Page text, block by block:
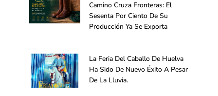
Camino Cruza Fronteras: El
Sesenta Por Ciento De Su
Producción Ya Se Exporta
La Feria Del Caballo De Huelva
Ha Sido De Nuevo Éxito A Pesar
De La Lluvia.